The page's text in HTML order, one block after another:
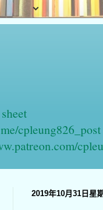
cpleung826_post
2019年10月31日星